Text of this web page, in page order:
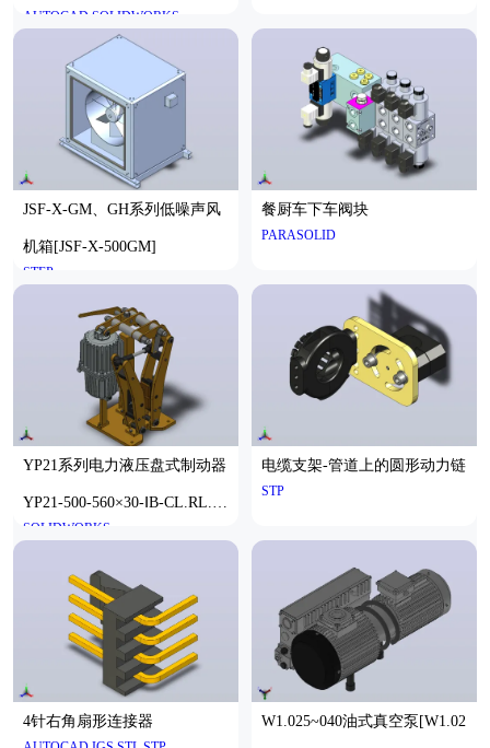
书）
AUTOCAD,SOLIDWORKS
JSF-X-GM、GH系列低噪声风
机箱[JSF-X-500GM]
STEP
餐厨车下车阀块
PARASOLID
YP21系列电力液压盘式制动器
YP21-500-560×30-ⅠB-CL.RL.W
L.HL.H
SOLIDWORKS
电缆支架-管道上的圆形动力链
STP
4针右角扇形连接器 W1.025~040油式真空泵[W1.02